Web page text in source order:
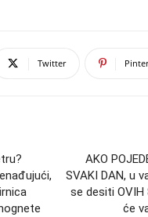
Twitter
AKO
SVAKI DAN, u
se desiti OVIH
će